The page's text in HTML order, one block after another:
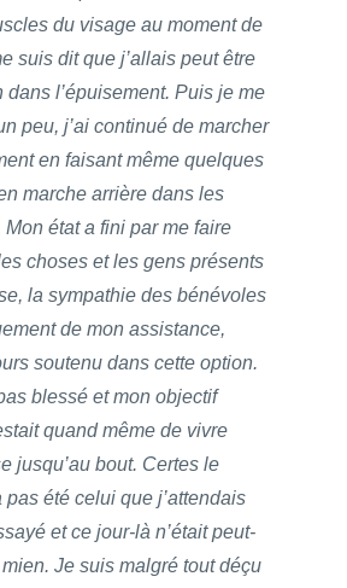
du visage au moment de
suis dit que j’allais peut être
dans l’épuisement. Puis je me
peu, j’ai continué de marcher
en faisant même quelques
marche arrière dans les
Mon état a fini par me faire
choses et les gens présents
la sympathie des bénévoles
de mon assistance,
soutenu dans cette option.
blessé et mon objectif
quand même de vivre
jusqu’au bout. Certes le
pas été celui que j’attendais
et ce jour-là n’était peut-
Je suis malgré tout déçu